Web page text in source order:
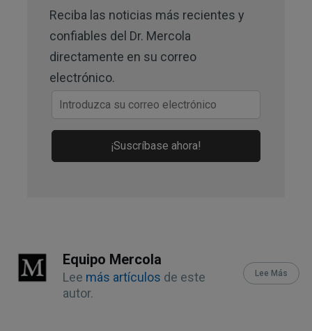
12, 16 The European Space Agency,
About Space Debris
The European Space Agency,
How Many Space Debris Objects Are
Journal of Geophysical Research
ESA September 12, 2019
Reciba las noticias más recientes y
confiables del Dr. Mercola
directamente en su correo
electrónico.
¡Suscríbase ahora!
Equipo Mercola
Lee más artículos de este
autor.
Lee Más